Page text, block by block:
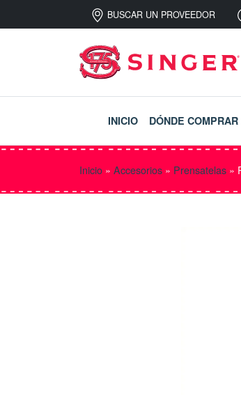
BUSCAR UN PROVEEDOR
INICIO DÓNDE COMPRAR
Inicio » Accesorios » Prensatelas »